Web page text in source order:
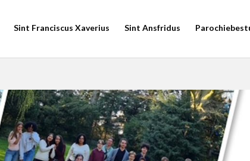
Sint Franciscus Xaverius Sint Ansfridus